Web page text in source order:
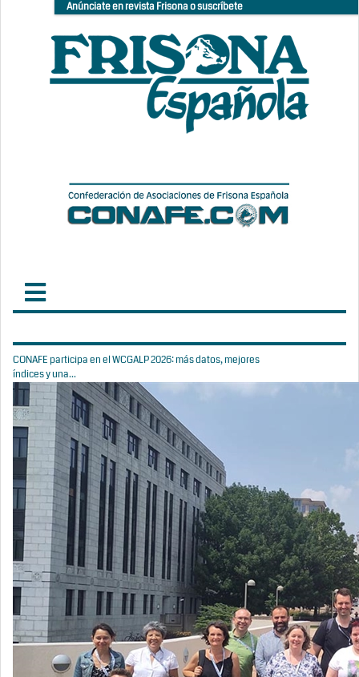
Anúnciate en revista Frisona o suscríbete
CONAFE participa en el WCGALP 2026: más datos, mejores
índices y una...